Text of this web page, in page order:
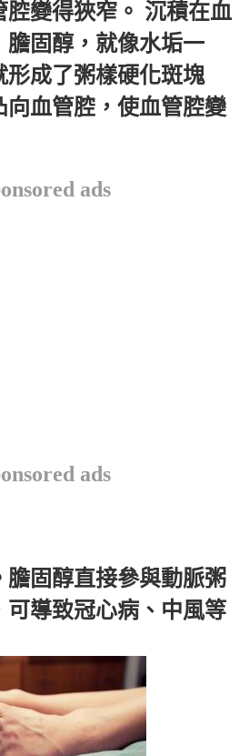
腔變得狹窄。 沉積在血
膽固醇，就像水垢一
形成了粥樣硬化斑塊
向血管腔，使血管腔變
ads
ads
膽固醇直接參與動脈粥
可導致冠心病、中風等